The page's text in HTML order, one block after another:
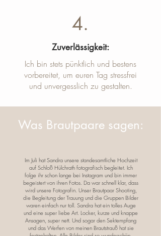
4.
Zuverlässigkeit:
Ich bin stets pünktlich und bestens
vorbereitet, um euren Tag stressfrei
und unvergesslich zu gestalten.
Was Brautpaare sagen:
Im Juli hat Sandra unsere standesamtliche Hochzeit
auf Schloß Hülchrath fotografisch begleitet. Ich
folge ihr schon lange bei Instagram und bin immer
begeistert von ihren Fotos. Da war schnell klar, dass
wird unsere Fotografin. Unser Brautpaar Shooting,
die Begleitung der Trauung und die Gruppen Bilder
waren einfach nur toll. Sandra hat ein tolles Auge
und eine super liebe Art. Locker, kurze und knappe
Ansagen, super nett. Und sogar den Sektempfang
und das Werfen von meinen Brautstrauß hat sie